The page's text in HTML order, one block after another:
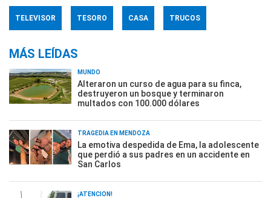
TELEVISOR TESORO CASA TRUCOS
MÁS LEÍDAS
MUNDO
Alteraron un curso de agua para su finca,
destruyeron un bosque y terminaron
multados con 100.000 dólares
TRAGEDIA EN MENDOZA
La emotiva despedida de Ema, la adolescente
que perdió a sus padres en un accidente en
San Carlos
¡ATENCIÓN!